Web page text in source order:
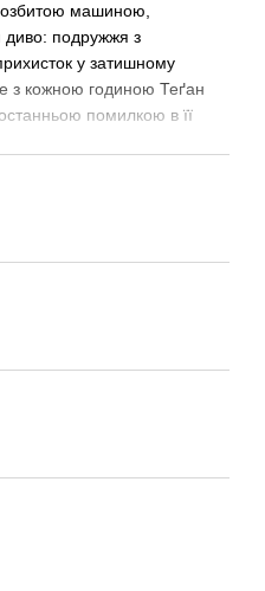
машиною,
диво: подружжя з
у затишному
з кожною годиною Теґан
помилкою в її